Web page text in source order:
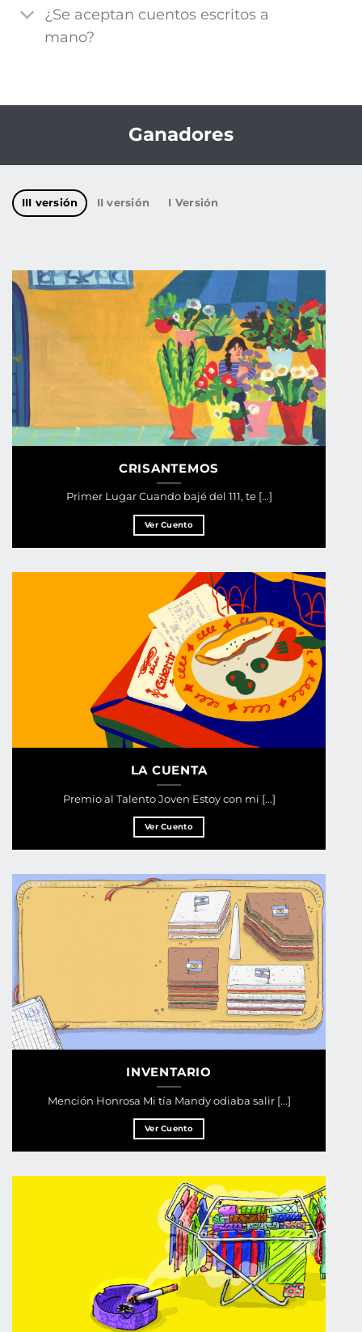
¿Se aceptan cuentos escritos a
mano?
Ganadores
III versión II versión I Versión
CRISANTEMOS
Primer Lugar Cuando bajé del 111, te [...]
Ver Cuento
LA CUENTA
Premio al Talento Joven Estoy con mi [...]
Ver Cuento
INVENTARIO
Mención Honrosa Mi tía Mandy odiaba salir [...]
Ver Cuento